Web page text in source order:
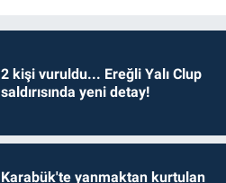
2 kişi vuruldu... Ereğli Yalı Clup
saldırısında yeni detay!
Karabük'te yanmaktan kurtulan